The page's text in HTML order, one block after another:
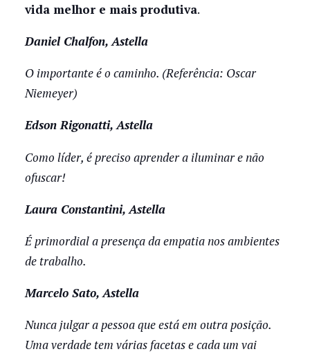
vida melhor e mais produtiva.
Daniel Chalfon, Astella
O importante é o caminho. (Referência: Oscar
Niemeyer)
Edson Rigonatti, Astella
Como líder, é preciso aprender a iluminar e não
ofuscar!
Laura Constantini, Astella
É primordial a presença da empatia nos ambientes
de trabalho.
Marcelo Sato, Astella
Nunca julgar a pessoa que está em outra posição.
Uma verdade tem várias facetas e cada um vai